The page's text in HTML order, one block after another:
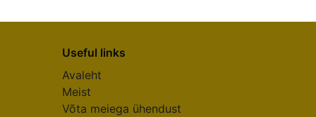
Useful links
Avaleht
Meist
Võta meiega ühendust